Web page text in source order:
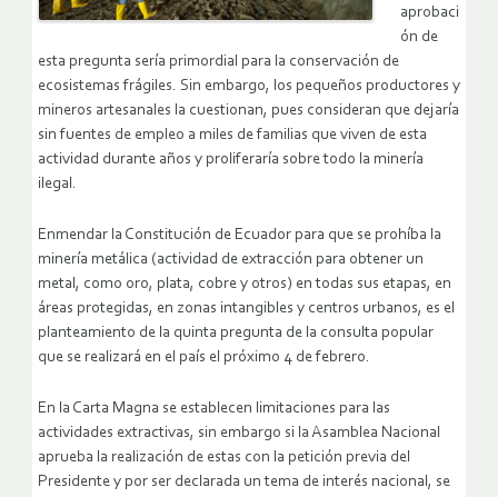
aprobaci
ón de
esta pregunta sería primordial para la conservación de
ecosistemas frágiles. Sin embargo, los pequeños productores y
mineros artesanales la cuestionan, pues consideran que dejaría
sin fuentes de empleo a miles de familias que viven de esta
actividad durante años y proliferaría sobre todo la minería
ilegal.
Enmendar la Constitución de Ecuador para que se prohíba la
minería metálica (actividad de extracción para obtener un
metal, como oro, plata, cobre y otros) en todas sus etapas, en
áreas protegidas, en zonas intangibles y centros urbanos, es el
planteamiento de la quinta pregunta de la consulta popular
que se realizará en el país el próximo 4 de febrero.
En la Carta Magna se establecen limitaciones para las
actividades extractivas, sin embargo si la Asamblea Nacional
aprueba la realización de estas con la petición previa del
Presidente y por ser declarada un tema de interés nacional, se